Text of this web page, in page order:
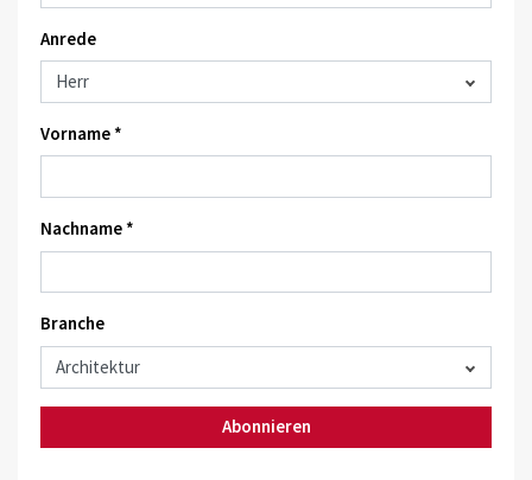
Anrede
Vorname *
Nachname *
Branche
Abonnieren